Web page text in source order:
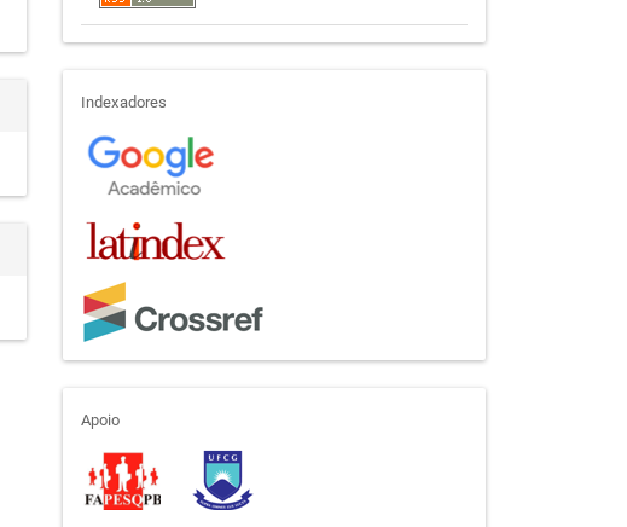
indexadores
Indexadores
apoio
Apoio